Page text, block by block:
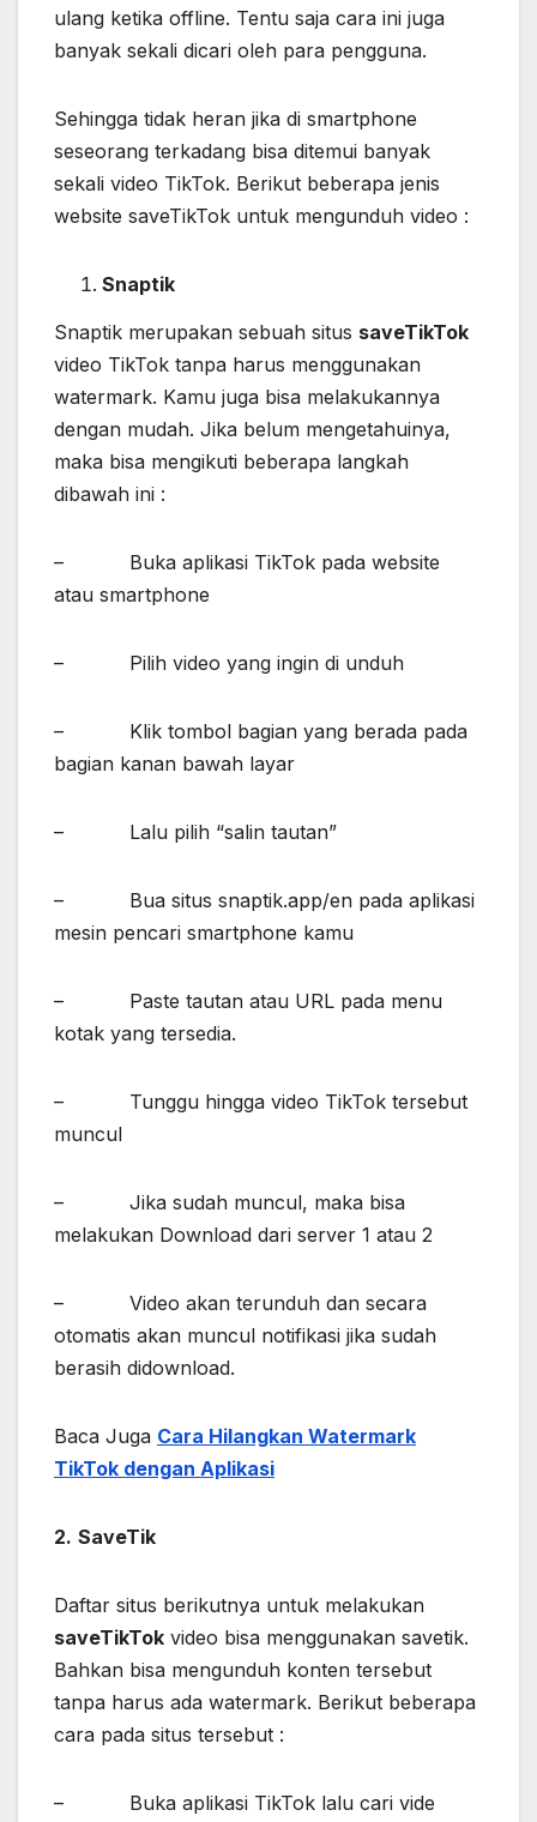
ulang ketika offline. Tentu saja cara ini juga
banyak sekali dicari oleh para pengguna.
Sehingga tidak heran jika di smartphone
seseorang terkadang bisa ditemui banyak
sekali video TikTok. Berikut beberapa jenis
website saveTikTok untuk mengunduh video :
Snaptik
Snaptik merupakan sebuah situs saveTikTok
video TikTok tanpa harus menggunakan
watermark. Kamu juga bisa melakukannya
dengan mudah. Jika belum mengetahuinya,
maka bisa mengikuti beberapa langkah
dibawah ini :
– Buka aplikasi TikTok pada website
atau smartphone
– Pilih video yang ingin di unduh
– Klik tombol bagian yang berada pada
bagian kanan bawah layar
– Lalu pilih “salin tautan”
– Bua situs snaptik.app/en pada aplikasi
mesin pencari smartphone kamu
– Paste tautan atau URL pada menu
kotak yang tersedia.
– Tunggu hingga video TikTok tersebut
muncul
– Jika sudah muncul, maka bisa
melakukan Download dari server 1 atau 2
– Video akan terunduh dan secara
otomatis akan muncul notifikasi jika sudah
berasih didownload.
Baca Juga Cara Hilangkan Watermark
TikTok dengan Aplikasi
2. SaveTik
Daftar situs berikutnya untuk melakukan
saveTikTok video bisa menggunakan savetik.
Bahkan bisa mengunduh konten tersebut
tanpa harus ada watermark. Berikut beberapa
cara pada situs tersebut :
– Buka aplikasi TikTok lalu cari vide